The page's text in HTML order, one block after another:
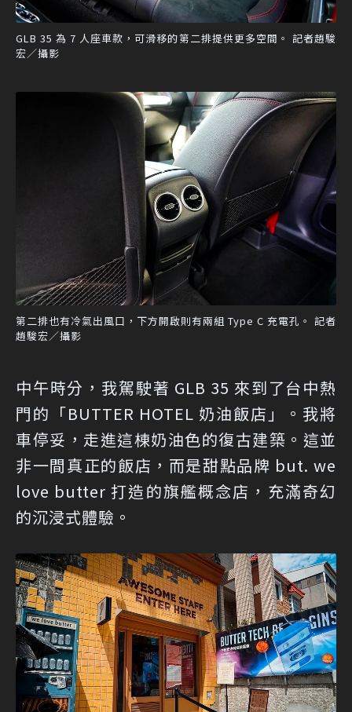
GLB 35 為 7 人座車款，可滑移的第二排提供更多空間。 記者趙駿
宏／攝影
第二排也有冷氣出風口，下方開啟則有兩組 Type C 充電孔。 記者
趙駿宏／攝影
中午時分，我駕駛著 GLB 35 來到了台中熱
門的「BUTTER HOTEL 奶油飯店」。我將
車停妥，走進這棟奶油色的復古建築。這並
非一間真正的飯店，而是甜點品牌 but. we
love butter 打造的旗艦概念店，充滿奇幻
的沉浸式體驗。